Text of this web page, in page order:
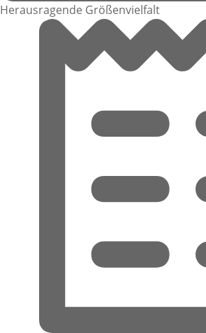
Herausragende Größenvielfalt